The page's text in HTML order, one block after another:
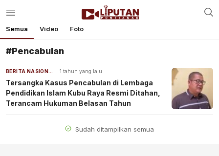
Semua Video Foto
#Pencabulan
BERITA NASIONAL 1 tahun yang lalu
Tersangka Kasus Pencabulan di Lembaga
Pendidikan Islam Kubu Raya Resmi Ditahan,
Terancam Hukuman Belasan Tahun
Sudah ditampilkan semua